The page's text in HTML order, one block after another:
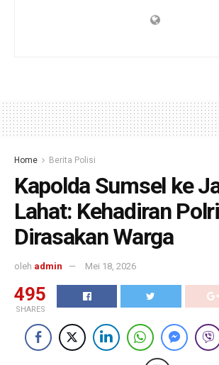
Home Berita Polisi
Kapolda Sumsel ke
Lahat: Kehadiran
Dirasakan Warga
oleh admin Mei 18, 2026
495
SHARES